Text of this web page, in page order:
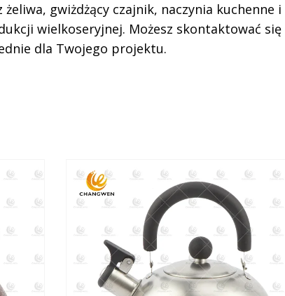
gwiżdżący czajnik, naczynia kuchenne
wielkoseryjnej. Możesz skontaktować
dla Twojego projektu.